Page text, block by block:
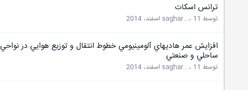
ترانس اسکات
توسط saghar...، 11 اسفند، 2014
افزايش عمر هاديهاي آلومينيومي خطوط انتقال و توزيع هوايي در نواحي
ساحلي و صنعتي
توسط saghar...، 11 اسفند، 2014